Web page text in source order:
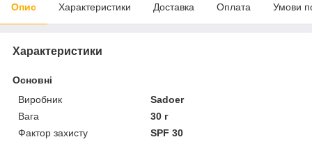
Опис Характеристики Доставка Оплата Умови
Характеристики
Основні
Виробник
Sadoer
Вага
30 г
Фактор захисту
SPF 30